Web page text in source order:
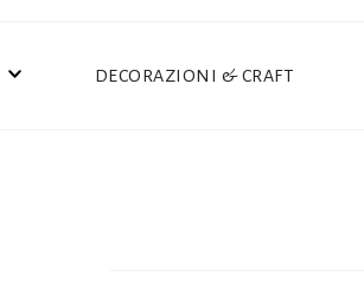
DECORAZIONI & CRAFT